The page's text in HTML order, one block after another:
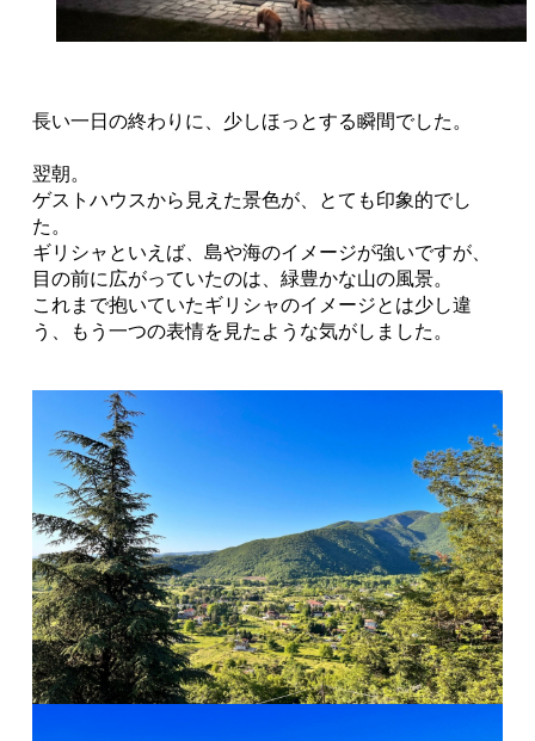
長い一日の終わりに、少しほっとする瞬間でした。
翌朝。
ゲストハウスから見えた景色が、とても印象的でし
た。
ギリシャといえば、島や海のイメージが強いですが、
目の前に広がっていたのは、緑豊かな山の風景。
これまで抱いていたギリシャのイメージとは少し違
う、もう一つの表情を見たような気がしました。